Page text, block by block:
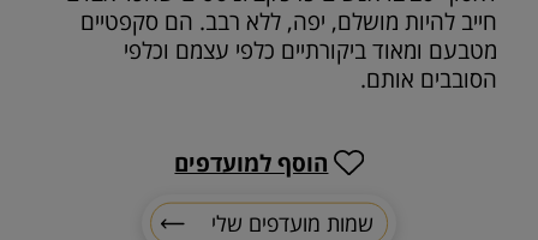
חייב להיות מושלם, יפה, ללא רבב. הם סקפטיים
מטבעם ומאוד ביקורתיים כלפי עצמם וכלפי
הסובבים אותם.
שמות מועדפים שלי
הוסף למועדפים